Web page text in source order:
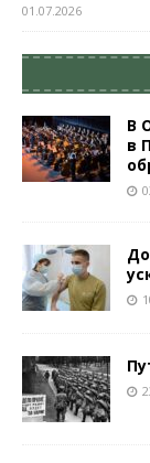
01.07.2026
В
в